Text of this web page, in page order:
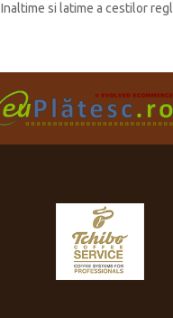
Inaltime si latime a cestilor